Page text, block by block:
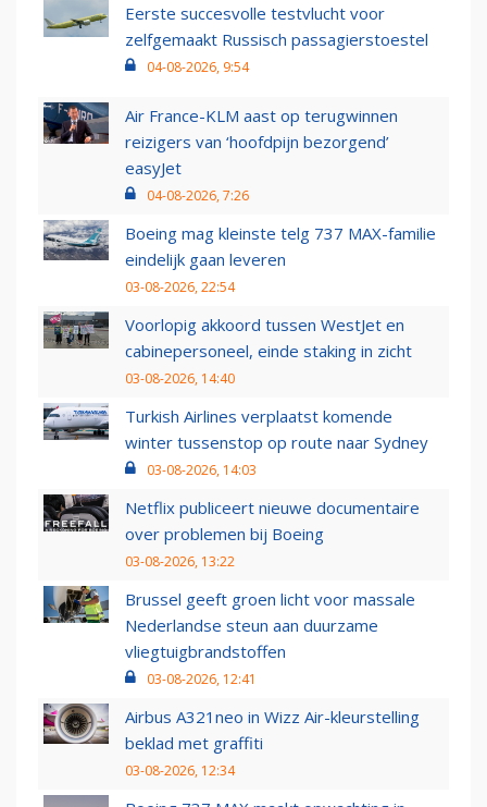
Eerste succesvolle testvlucht voor
zelfgemaakt Russisch passagierstoestel
04-08-2026, 9:54
Air France-KLM aast op terugwinnen
reizigers van ‘hoofdpijn bezorgend’
easyJet
04-08-2026, 7:26
Boeing mag kleinste telg 737 MAX-familie
eindelijk gaan leveren
03-08-2026, 22:54
Voorlopig akkoord tussen WestJet en
cabinepersoneel, einde staking in zicht
03-08-2026, 14:40
Turkish Airlines verplaatst komende
winter tussenstop op route naar Sydney
03-08-2026, 14:03
Netflix publiceert nieuwe documentaire
over problemen bij Boeing
03-08-2026, 13:22
Brussel geeft groen licht voor massale
Nederlandse steun aan duurzame
vliegtuigbrandstoffen
03-08-2026, 12:41
Airbus A321neo in Wizz Air-kleurstelling
beklad met graffiti
03-08-2026, 12:34